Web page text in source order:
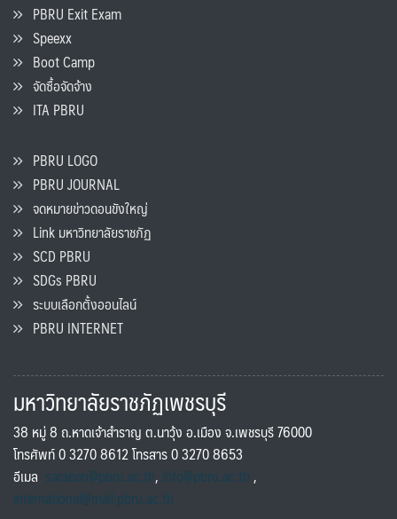
PBRU Exit Exam
Speexx
Boot Camp
จัดซื้อจัดจ้าง
ITA PBRU
PBRU LOGO
PBRU JOURNAL
จดหมายข่าวดอนขังใหญ่
Link มหาวิทยาลัยราชภัฏ
SCD PBRU
SDGs PBRU
ระบบเลือกตั้งออนไลน์
PBRU INTERNET
มหาวิทยาลัยราชภัฏเพชรบุรี
38 หมู่ 8 ถ.หาดเจ้าสำราญ ต.นาวุ้ง อ.เมือง จ.เพชรบุรี 76000
โทรศัพท์ 0 3270 8612 โทรสาร 0 3270 8653
อีเมล saraban@pbru.ac.th, info@pbru.ac.th,
international@mail.pbru.ac.th